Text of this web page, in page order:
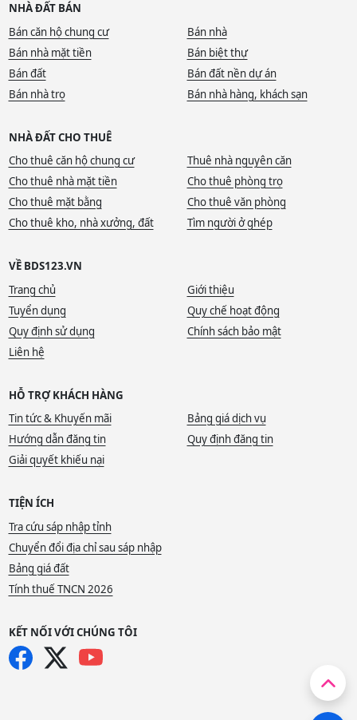
NHÀ ĐẤT BÁN
Bán căn hộ chung cư
Bán nhà
Bán nhà mặt tiền
Bán biệt thự
Bán đất
Bán đất nền dự án
Bán nhà trọ
Bán nhà hàng, khách sạn
NHÀ ĐẤT CHO THUÊ
Cho thuê căn hộ chung cư
Thuê nhà nguyên căn
Cho thuê nhà mặt tiền
Cho thuê phòng trọ
Cho thuê mặt bằng
Cho thuê văn phòng
Cho thuê kho, nhà xưởng, đất
Tìm người ở ghép
VỀ BDS123.VN
Trang chủ
Giới thiệu
Tuyển dụng
Quy chế hoạt động
Quy định sử dụng
Chính sách bảo mật
Liên hệ
HỖ TRỢ KHÁCH HÀNG
Tin tức & Khuyến mãi
Bảng giá dịch vụ
Hướng dẫn đăng tin
Quy định đăng tin
Giải quyết khiếu nại
TIỆN ÍCH
Tra cứu sáp nhập tỉnh
Chuyển đổi địa chỉ sau sáp nhập
Bảng giá đất
Tính thuế TNCN 2026
KẾT NỐI VỚI CHÚNG TÔI